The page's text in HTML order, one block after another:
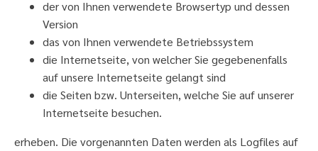
der von Ihnen verwendete Browsertyp und dessen
Version
das von Ihnen verwendete Betriebssystem
die Internetseite, von welcher Sie gegebenenfalls
auf unsere Internetseite gelangt sind
die Seiten bzw. Unterseiten, welche Sie auf unserer
Internetseite besuchen.
erheben. Die vorgenannten Daten werden als Logfiles auf